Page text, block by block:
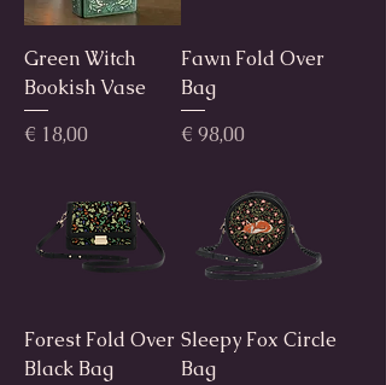
Green Witch
Bookish Vase
Prijs
€ 18,00
Fawn Fold Over
Bag
Prijs
€ 98,00
Forest Fold Over
Black Bag
Sleepy Fox Circle
Bag